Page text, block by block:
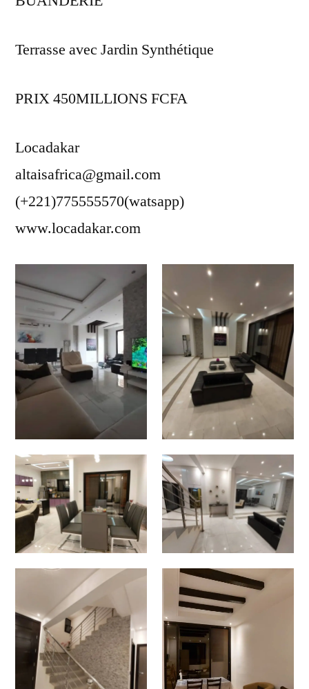
Terrasse avec Jardin Synthétique
PRIX 450MILLIONS FCFA
Locadakar
altaisafrica@gmail.com
(+221)775555570(watsapp)
www.locadakar.com